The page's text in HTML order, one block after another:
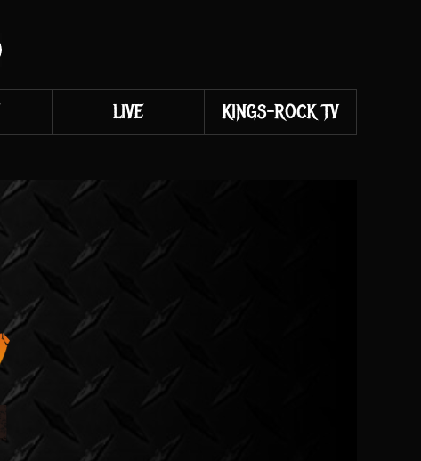
LIVE KINGS-ROCK TV